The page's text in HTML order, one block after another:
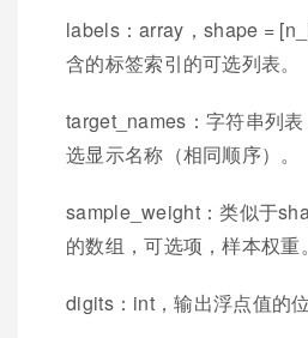
labels：array，shape =
含的标签索引的可选列表。
target_names：字符串列
选显示名称（相同顺序）。
sample_weight：类似于
的数组，可选项，样本权重。
digits：int，输出浮点值的位